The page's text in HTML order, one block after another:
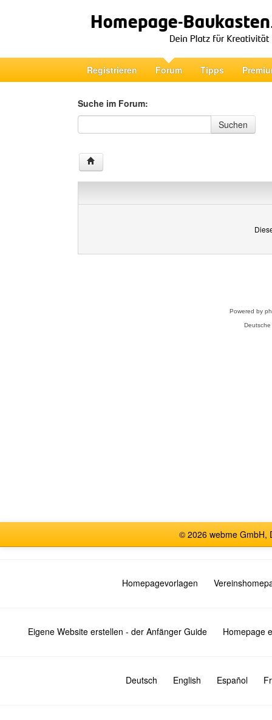
Registrieren Forum Tipps
Suche im Forum:
Suche im Forum
Suchen
Powered by
© 2026 webme GmbH,
Homepagevorlagen
Eigene Website erstellen - der Anfänger Guide Homepage
Deutsch English Español